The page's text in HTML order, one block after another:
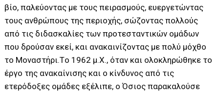
βίο, παλεύοντας με τους πειρασμούς, ευεργετώντας
τους ανθρώπους της περιοχής, σώζοντας πολλούς
από τις διδασκαλίες των προτεσταντικών ομάδων
που δρούσαν εκεί, και ανακαινίζοντας με πολύ μόχθο
το Μοναστήρι.Τo 1962 μ.Χ., όταν και ολοκληρώθηκε το
έργο της ανακαίνισης και ο κίνδυνος από τις
ετερόδοξες ομάδες εξέλιπε, ο Όσιος παρακαλούσε